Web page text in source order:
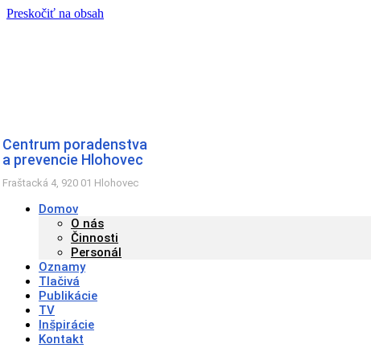
Preskočiť na obsah
Centrum poradenstva
a prevencie Hlohovec
Fraštacká 4, 920 01 Hlohovec
Domov
O nás
Činnosti
Personál
Oznamy
Tlačivá
Publikácie
TV
Inšpirácie
Kontakt